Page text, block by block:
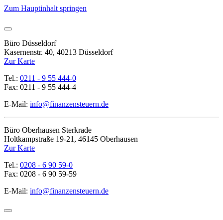
Zum Hauptinhalt springen
Büro Düsseldorf
Kasernenstr. 40, 40213 Düsseldorf
Zur Karte
Tel.: 0211 - 9 55 444-0
Fax: 0211 - 9 55 444-4
E-Mail: info@finanzensteuern.de
Büro Oberhausen Sterkrade
Holtkampstraße 19-21, 46145 Oberhausen
Zur Karte
Tel.: 0208 - 6 90 59-0
Fax: 0208 - 6 90 59-59
E-Mail: info@finanzensteuern.de